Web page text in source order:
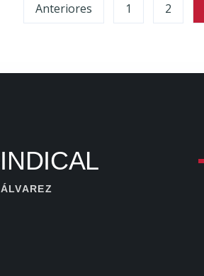
Anteriores 1 2